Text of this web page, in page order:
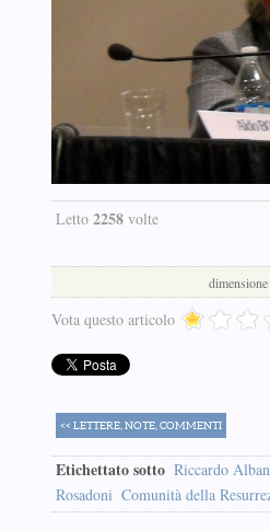
Letto 2258volte
Vota questo articolo
<< LETTERE, NOTE, COMMENTI
Etichettato sotto Riccardo
Rosadoni Comunità della